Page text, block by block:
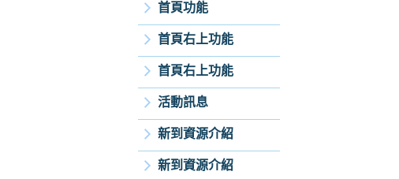
首頁功能
首頁右上功能
首頁右上功能
活動訊息
新到資源介紹
新到資源介紹